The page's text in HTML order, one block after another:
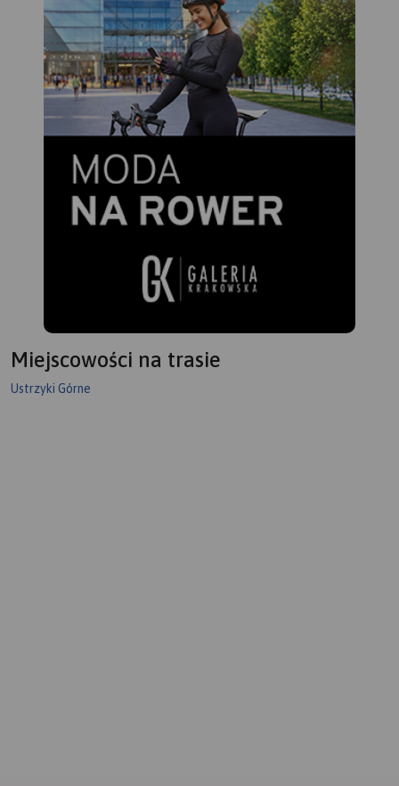
Miejscowości na trasie
Ustrzyki Górne